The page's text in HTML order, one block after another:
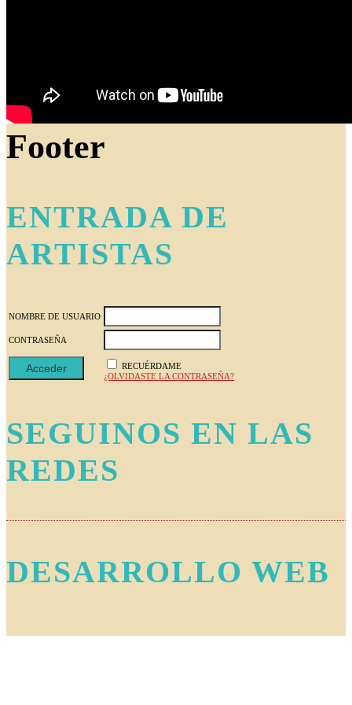
Footer
ENTRADA DE
ARTISTAS
NOMBRE DE USUARIO
CONTRASEÑA
RECUÉRDAME
¿OLVIDASTE LA CONTRASEÑA?
SEGUINOS EN LAS
REDES
DESARROLLO WEB